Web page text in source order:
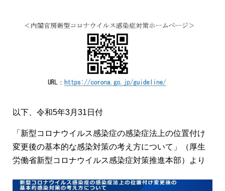
以下、令和5年3月31日付
「新型コロナウイルス感染症の感染症法上の位置付け
変更後の基本的な感染対策の考え方について」（厚生
労働省新型コロナウイルス感染症対策推進本部）より